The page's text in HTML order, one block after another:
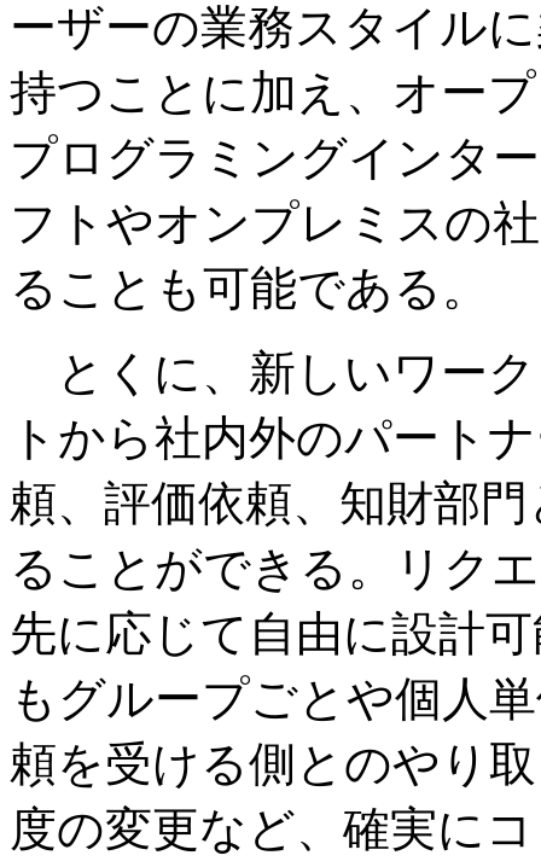
ーザーの業務スタイル
持つことに加え、オー
プログラミングインタ
フトやオンプレミスの
ることも可能である。
とくに、新しいワー
トから社内外のパート
頼、評価依頼、知財部
ることができる。リク
先に応じて自由に設計
もグループごとや個人
頼を受ける側とのやり
度の変更など、確実に